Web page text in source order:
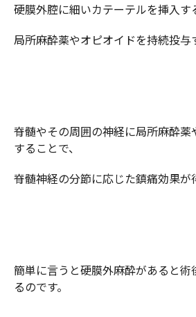
硬膜外腔に細いカテーテルを挿入す
局所麻酔薬やオピオイドを持続投与
脊髄やその周囲の神経に局所麻酔
することで、
脊髄神経の分節に応じた鎮痛効果が
簡単に言うと硬膜外麻酔があると
るのです。